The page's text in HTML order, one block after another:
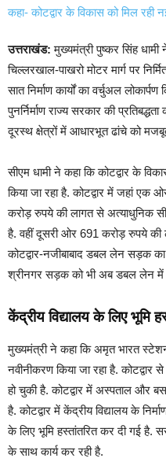
उत्तराखंड: मुख्यमंत्री पुष्कर सिंह धामी
चिल्लरखाल-पाखरो मोटर मार्ग पर
सात निर्माण कार्यों का वर्चुअल
पुनर्निर्माण राज्य सरकार की
दूरस्थ क्षेत्रों में आधारभूत ढांचे को
सीएम धामी ने कहा कि कोटद्वार के
किया जा रहा है. कोटद्वार में जहां एक
करोड़ रुपये की लागत से अत्याधुनिक
है. वहीं दूसरी ओर 691 करोड़ रुपये की
कोटद्वार-नजीबाबाद डबल लेन सड़क का
श्रीनगर सड़क को भी अब डबल लेन में
केंद्रीय विद्यालय के लिए भूमि
मुख्यमंत्री ने कहा कि अमृत भारत
नवीनीकरण किया जा रहा है.
हो चुकी है. कोटद्वार में अस्पताल और बस
है. कोटद्वार में केंद्रीय विद्यालय के
के लिए भूमि हस्तांतरित कर दी गई है.
के साथ कार्य कर रही है.